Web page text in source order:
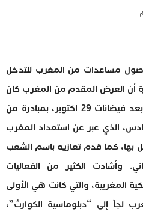
وصول مساعدات من المغرب للتدخل
أن العرض المقدم من المغرب كان
من أوائل العروض، التي وصلت بعد فيضانات 29 أكتوبر، بمبادرة من
الذي عبر عن استعداد المغرب
بها، كما قدم تعازيه باسم الشعب
وأشادت الكثير من الفعاليات
المغربية، والتي كانت هي الأولى
لجأ إلى “دبلوماسية الكوارث”،